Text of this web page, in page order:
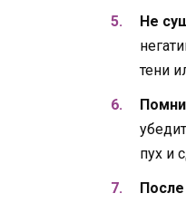
Не
тени
пух и